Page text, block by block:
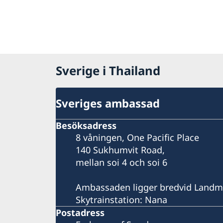
Sverige i Thailand
Sveriges ambassad
Besöksadress
8 våningen, One Pacific Place
140 Sukhumvit Road,
mellan soi 4 och soi 6
Ambassaden ligger bredvid
Skytrainstation: Nana
Postadress